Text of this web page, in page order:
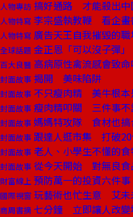
人物專訪 搞好通路 才能殺出中
人物特寫 李宗盛執教鞭 看企畫
人物特寫 廣告天王自我摧毀的
全球話題 金正恩「可以沒子彈
百大良醫 高病原性禽流感會致命
封面故事 揭開 美味陷阱
封面故事 不只瘦肉精 美牛根本
封面故事 瘦肉精叩關 三件事不
封面故事 媽媽特攻隊 食材也搞
封面故事 跟達人逛市集 打破20
封面故事 老人、小學生不懂的
封面故事 從今天開始 對無良食
財富線上 預防萬一的投資六件事
國際視窗 玩藝術也忙生意 艾未
商周書摘 七分鐘 立即讓人改變